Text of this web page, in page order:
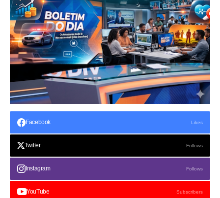
Facebook Likes
Twitter Follows
Instagram Follows
YouTube Subscribers